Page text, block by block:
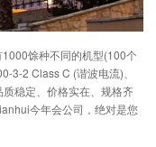
馀种不同的机型(100个
3-2 Class C (谐波电流)、
稳定、价格实在、规格齐
今年会公司，绝对是您